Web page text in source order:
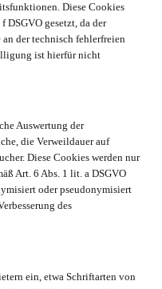
Diese Cookies
DSGVO gesetzt, da der
der technisch fehlerfreien
ist hierfür nicht
Auswertung der
die Verweildauer auf
Diese Cookies werden nur
Art. 6 Abs. 1 lit. a DSGVO
oder pseudonymisiert
des
ein, etwa Schriftarten von